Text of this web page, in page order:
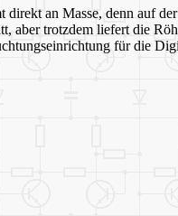
an Masse, denn auf
aber trotzdem liefert die
für die